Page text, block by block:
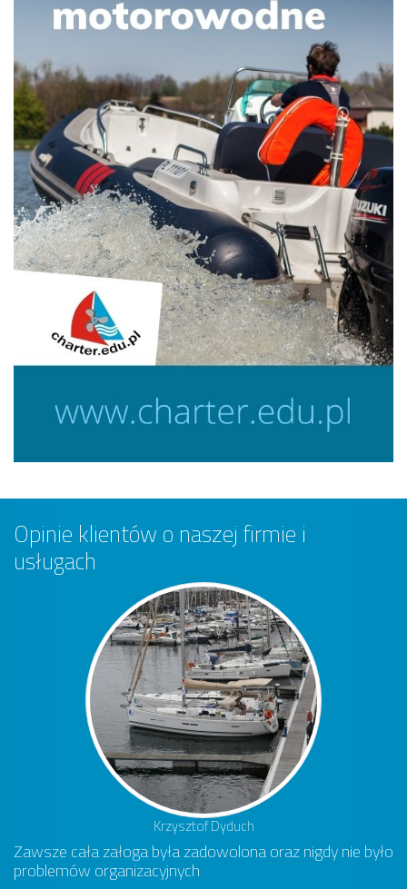
Opinie klientów o naszej firmie i
usługach
Krzysztof Dyduch
Zawsze cała załoga była zadowolona oraz nigdy nie było
problemów organizacyjnych